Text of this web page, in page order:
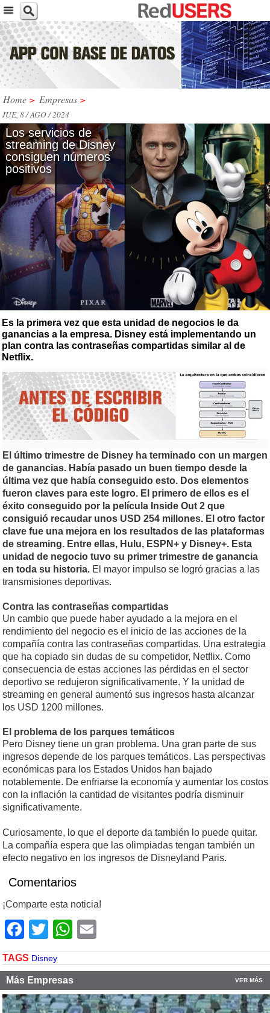
Home > Empresas >
JUE, 8 / AGO / 2024
Los servicios de
streaming de Disney
consiguen números
positivos
Es la primera vez que esta unidad de negocios le da
ganancias a la empresa. Disney está implementando un
plan contra las contraseñas compartidas similar al de
Netflix.
El último trimestre de Disney ha terminado con un margen
de ganancias. Había pasado un buen tiempo desde la
última vez que había conseguido esto. Dos elementos
fueron claves para este logro. El primero de ellos es el
éxito conseguido por la película Inside Out 2 que
consiguió recaudar unos USD 254 millones. El otro factor
clave fue una mejora en los resultados de las plataformas
de streaming. Entre ellas, Hulu, ESPN+ y Disney+. Esta
unidad de negocio tuvo su primer trimestre de ganancia
en toda su historia. El mayor impulso se logró gracias a las
transmisiones deportivas.
Contra las contraseñas compartidas
Un cambio que puede haber ayudado a la mejora en el
rendimiento del negocio es el inicio de las acciones de la
compañía contra las contraseñas compartidas. Una estrategia
que ha copiado sin dudas de su competidor, Netflix. Como
consecuencia de estas acciones las pérdidas en el sector
deportivo se redujeron significativamente. Y la unidad de
streaming en general aumentó sus ingresos hasta alcanzar
los USD 1200 millones.
El problema de los parques temáticos
Pero Disney tiene un gran problema. Una gran parte de sus
ingresos depende de los parques temáticos. Las perspectivas
económicas para los Estados Unidos han bajado
notablemente. De enfriarse la economía y aumentar los costos
con la inflación la cantidad de visitantes podría disminuir
significativamente.
Curiosamente, lo que el deporte da también lo puede quitar.
La compañía espera que las olimpiadas tengan también un
efecto negativo en los ingresos de Disneyland Paris.
Comentarios
¡Comparte esta noticia!
Facebook
TwitterWhatsApp
TAGS Disney
Más Empresas VER MÁS